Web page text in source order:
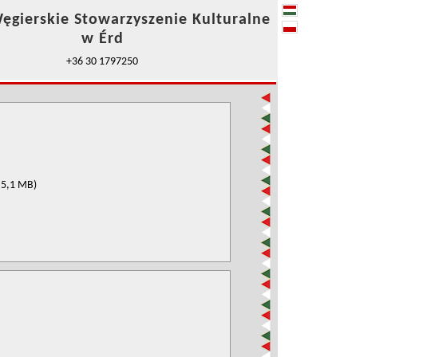
Stowarzyszenie Kulturalne
w Érd
+36 30 1797250
MB)